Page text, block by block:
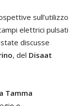
sull’utilizzo
elettrici pulsati
discusse
, del Disaat
Tamma